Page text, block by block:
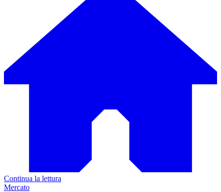
Continua la lettura
Mercato